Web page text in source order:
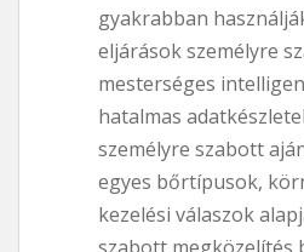
gyakrabban
eljárások személyre
mesterséges
hatalmas
személyre szabott
egyes bőrtípusok,
kezelési válaszok
szabott megközelítés